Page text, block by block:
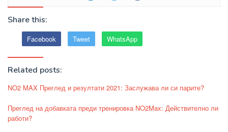
Share this:
Facebook Tweet WhatsApp
Related posts:
NO2 MAX Преглед и резултати 2021: Заслужава ли си парите?
Преглед на добавката преди тренировка NO2Max: Действително ли
работи?